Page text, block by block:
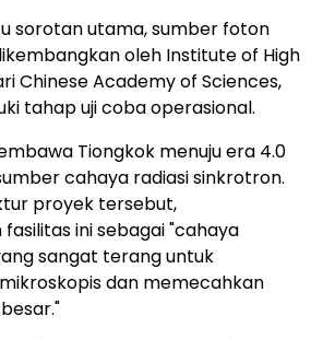
sorotan utama, sumber foton
oleh Institute of High
Chinese Academy of Sciences,
tahap uji coba operasional.
Tiongkok menuju era 4.0
cahaya radiasi sinkrotron.
proyek tersebut,
ini sebagai "cahaya
sangat terang untuk
dan memecahkan